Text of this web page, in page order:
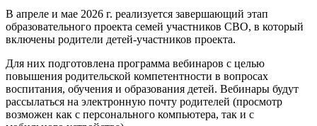
В апреле и мае 2026 г. реализуется завершающий этап
образовательного проекта семей участников СВО, в который
включены родители детей-участников проекта.
Для них подготовлена программа вебинаров с целью
повышения родительской компетентности в вопросах
воспитания, обучения и образования детей. Вебинары будут
рассылаться на электронную почту родителей (просмотр
возможен как с персонального компьютера, так и с